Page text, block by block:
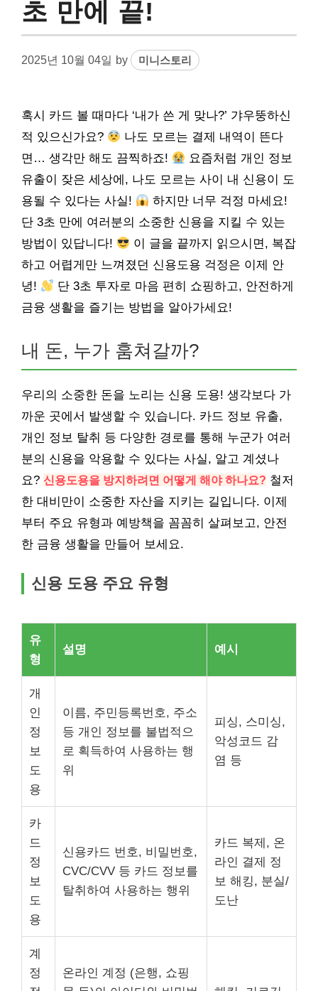
초 만에 끝!
2025년 10월 04일 by 미니스토리
혹시 카드 볼 때마다 ‘내가 쓴 게 맞나?’ 갸우뚱하신
적 있으신가요?
나도 모르는 결제 내역이 뜬다
면… 생각만 해도 끔찍하죠!
요즘처럼 개인 정보
유출이 잦은 세상에, 나도 모르는 사이 내 신용이 도
용될 수 있다는 사실!
하지만 너무 걱정 마세요!
단 3초 만에 여러분의 소중한 신용을 지킬 수 있는
방법이 있답니다!
이 글을 끝까지 읽으시면, 복잡
하고 어렵게만 느껴졌던 신용도용 걱정은 이제 안
녕!
단 3초 투자로 마음 편히 쇼핑하고, 안전하게
금융 생활을 즐기는 방법을 알아가세요!
내 돈, 누가 훔쳐갈까?
우리의 소중한 돈을 노리는 신용 도용! 생각보다 가
까운 곳에서 발생할 수 있습니다. 카드 정보 유출,
개인 정보 탈취 등 다양한 경로를 통해 누군가 여러
분의 신용을 악용할 수 있다는 사실, 알고 계셨나
요? 신용도용을 방지하려면 어떻게 해야 하나요? 철저
한 대비만이 소중한 자산을 지키는 길입니다. 이제
부터 주요 유형과 예방책을 꼼꼼히 살펴보고, 안전
한 금융 생활을 만들어 보세요.
신용 도용 주요 유형
유
형
설명 예시
개
인
정
보
도
용
이름, 주민등록번호, 주소
등 개인 정보를 불법적으
로 획득하여 사용하는 행
위
피싱, 스미싱,
악성코드 감
염 등
카
드
정
보
도
용
신용카드 번호, 비밀번호,
CVC/CVV 등 카드 정보를
탈취하여 사용하는 행위
카드 복제, 온
라인 결제 정
보 해킹, 분실/
도난
계
정
온라인 계정 (은행, 쇼핑